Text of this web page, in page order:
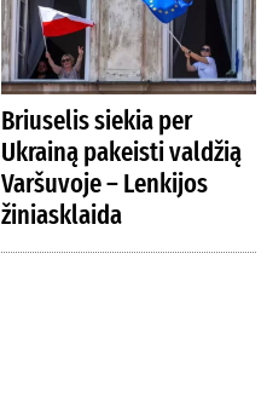
Briuselis siekia per
Ukrainą pakeisti valdžią
Varšuvoje – Lenkijos
žiniasklaida